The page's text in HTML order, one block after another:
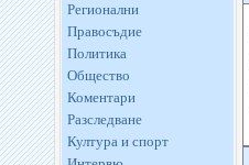
Регионални
Правосъдие
Политика
Общество
Коментари
Разследване
Култура и спорт